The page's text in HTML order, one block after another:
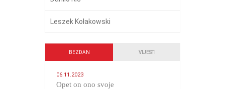
Leszek Kołakowski
BEZDAN VIJESTI
06.11.2023
​Opet on ono svoje